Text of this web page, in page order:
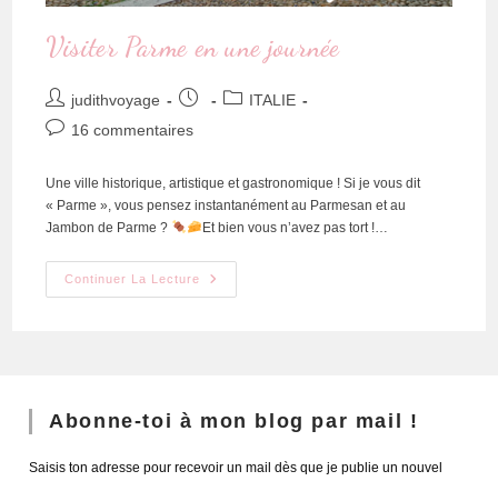
Visiter Parme en une journée
judithvoyage
ITALIE
16 commentaires
Une ville historique, artistique et gastronomique ! Si je vous dit
« Parme », vous pensez instantanément au Parmesan et au
Jambon de Parme ?
Et bien vous n’avez pas tort !…
Continuer La Lecture
Abonne-toi à mon blog par mail !
Saisis ton adresse pour recevoir un mail dès que je publie un nouvel